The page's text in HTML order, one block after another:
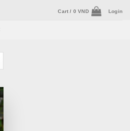
Cart / 0VND Login